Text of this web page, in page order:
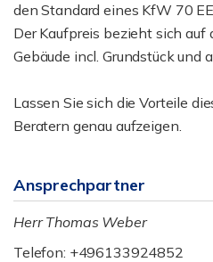
den Standard eines KfW 70
Der Kaufpreis bezieht sich
Gebäude incl. Grundstück und
Lassen Sie sich die Vorteile
Beratern genau aufzeigen.
Ansprechpartner
Herr Thomas Weber
Telefon: +496133924852